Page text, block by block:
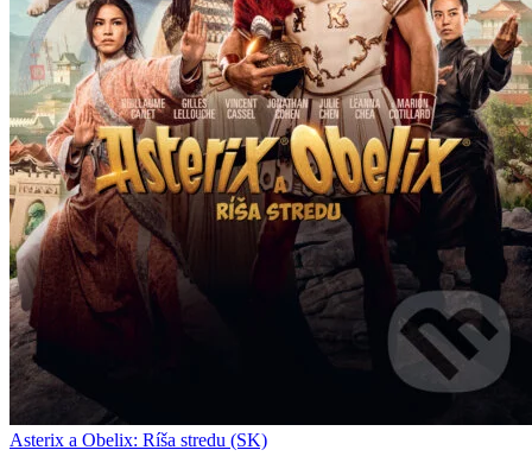
Asterix a Obelix: Ríša stredu (SK)